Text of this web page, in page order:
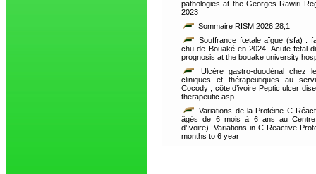
pathologies at the Georges Rawiri
2023
Sommaire RISM 2026;28,1
Souffrance fœtale aïgue (sfa) :
chu de Bouaké en 2024. Acute fetal
prognosis at the bouake university
Ulcère gastro-duodénal chez
cliniques et thérapeutiques au
Cocody ; côte d’ivoire Peptic ulcer
therapeutic asp
Variations de la Protéine C-
âgés de 6 mois à 6 ans au Centre
d’Ivoire). Variations in C-Reactive
months to 6 year